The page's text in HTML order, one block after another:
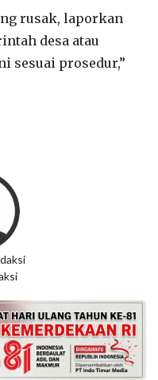
rusak, laporkan
desa atau
sesuai prosedur,”